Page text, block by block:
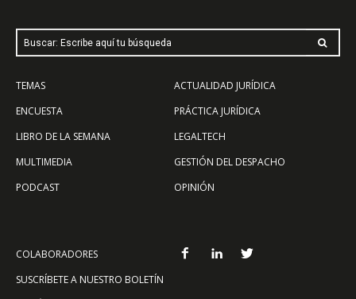
Buscar: Escribe aquí tu búsqueda
TEMAS
ENCUESTA
LIBRO DE LA SEMANA
MULTIMEDIA
PODCAST
ACTUALIDAD JURÍDICA
PRÁCTICA JURÍDICA
LEGALTECH
GESTIÓN DEL DESPACHO
OPINIÓN
COLABORADORES
SUSCRÍBETE A NUESTRO BOLETÍN